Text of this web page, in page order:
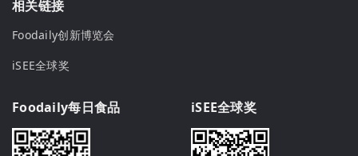
相关链接
Foodaily创新博览会
iSEE全球奖
Foodaily每日食品 iSEE全球奖